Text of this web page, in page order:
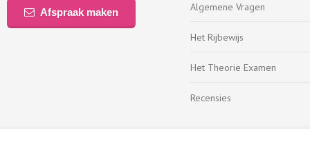
Afspraak maken Algemene Vragen
Het Rijbewijs
Het Theorie Examen
Recensies